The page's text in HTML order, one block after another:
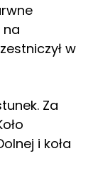
na
w
Za
i koła